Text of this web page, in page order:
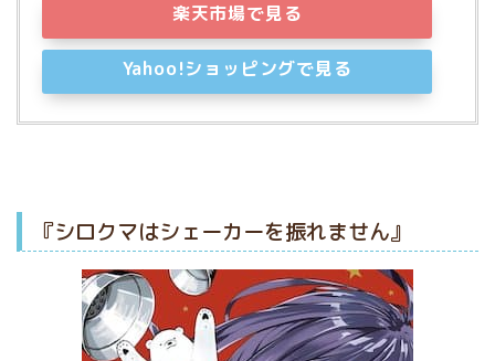
楽天市場で見る
Yahoo!ショッピングで見る
『シロクマはシェーカーを振れません』